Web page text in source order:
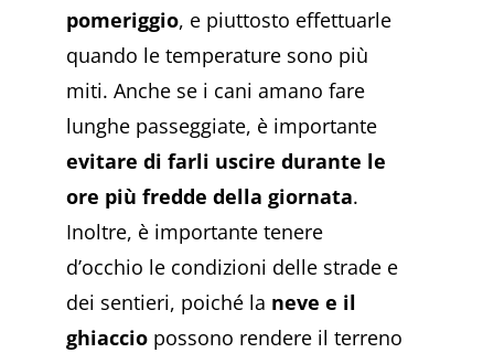
pomeriggio, e piuttosto effettuarle
quando le temperature sono più
miti. Anche se i cani amano fare
lunghe passeggiate, è importante
evitare di farli uscire durante le
ore più fredde della giornata.
Inoltre, è importante tenere
d’occhio le condizioni delle strade e
dei sentieri, poiché la neve e il
ghiaccio possono rendere il terreno